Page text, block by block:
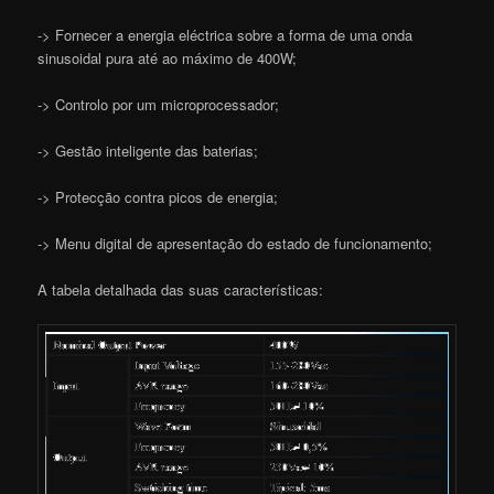
-> Fornecer a energia eléctrica sobre a forma de uma onda
sinusoidal pura até ao máximo de 400W;
-> Controlo por um microprocessador;
-> Gestão inteligente das baterias;
-> Protecção contra picos de energia;
-> Menu digital de apresentação do estado de funcionamento;
A tabela detalhada das suas características: